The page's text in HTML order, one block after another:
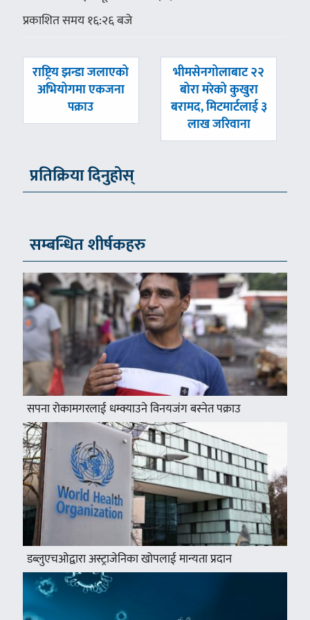
प्रकाशित समय १६:२६ बजे
पछिल्लाे
राष्ट्रिय झन्डा जलाएको
अभियोगमा एकजना
पक्राउ
अघिल्लाे
भीमसेनगोलाबाट २२
बोरा मरेको कुखुरा
बरामद, मिटमार्टलाई ३
लाख जरिवाना
प्रतिक्रिया दिनुहोस्
सम्बन्धित शीर्षकहरु
सपना रोकामगरलाई धम्क्याउने विनयजंग बस्नेत पक्राउ
डब्लुएचओद्वारा अस्ट्राजेनिका खोपलाई मान्यता प्रदान